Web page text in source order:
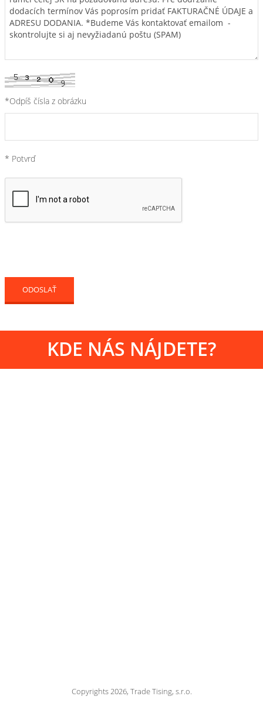
*Odpíš čísla z obrázku
* Potvrď
KDE NÁS NÁJDETE?
Copyrights 2026, Trade Tising, s.r.o.